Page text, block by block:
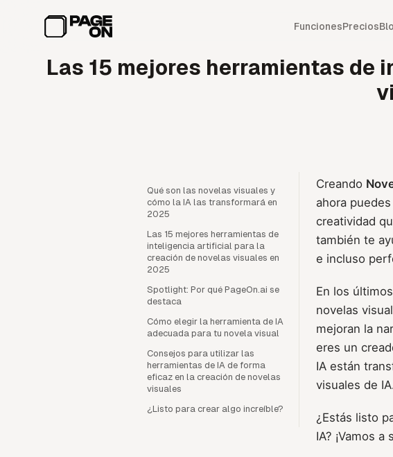
FuncionesPrecios
Las 15 mejores herramientas
Qué son las novelas visuales y
cómo la IA las transformará en
2025
Las 15 mejores herramientas de
inteligencia artificial para la
creación de novelas visuales en
2025
Spotlight: Por qué PageOn.ai se
destaca
Cómo elegir la herramienta de IA
adecuada para tu novela visual
Consejos para utilizar las
herramientas de IA de forma
eficaz en la creación de novelas
visuales
¿Listo para crear algo increíble?
Creando
ahora
creatividad
también te
e incluso
En los
novelas
mejoran la
eres un
IA están
visuales de
¿Estás listo
IA? ¡Vamos